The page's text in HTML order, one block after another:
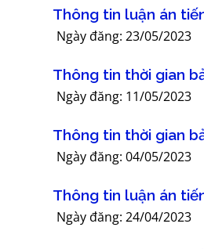
Thông tin luận án
Ngày đăng: 23/05/2023
Thông tin thời gian
Ngày đăng: 11/05/2023
Thông tin thời gian
Ngày đăng: 04/05/2023
Thông tin luận án
Ngày đăng: 24/04/2023